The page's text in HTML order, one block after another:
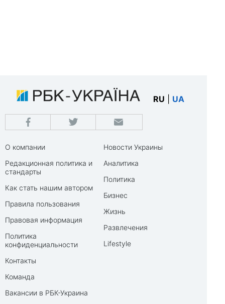
RU UA
О компании
Редакционная политика и
стандарты
Как стать нашим автором
Правила пользования
Правовая информация
Политика
конфиденциальности
Контакты
Команда
Вакансии в РБК-Украина
Новости Украины
Аналитика
Политика
Бизнес
Жизнь
Развлечения
Lifestyle